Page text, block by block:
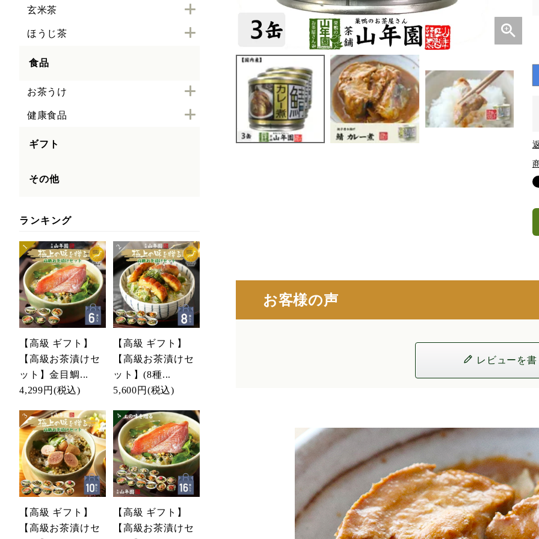
玄米茶
ほうじ茶
食品
お茶うけ
健康食品
ギフト
その他
ランキング
【高級 ギフト】
【高級お茶漬けセ
ット】金目鯛...
4,299円 (税込)
【高級 ギフト】
【高級お茶漬けセ
ット】(8種...
5,600円 (税込)
【高級 ギフト】
【高級お茶漬けセ
【高級 ギフト】
【高級お茶漬けセ
お客様の声
レビューを書